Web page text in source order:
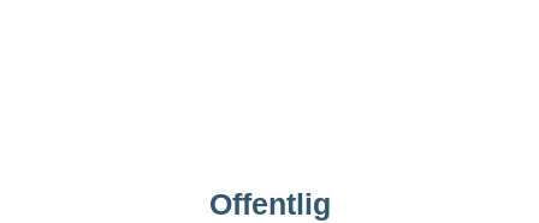
Offentlig